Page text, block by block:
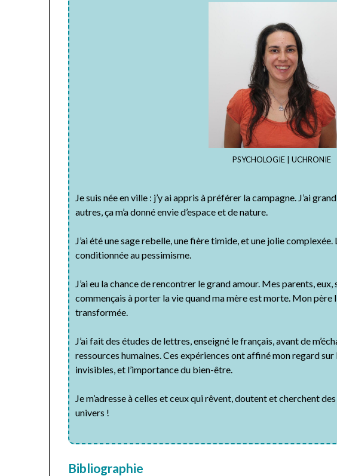
PSYCHOLOGIE | UCHRONIE
Je suis née en ville : j’y ai appris à préférer la campagne. J’ai
autres, ça m’a donné envie d’espace et de nature.
J’ai été une sage rebelle, une fière timide, et une jolie
conditionnée au pessimisme.
J’ai eu la chance de rencontrer le grand amour. Mes parents,
commençais à porter la vie quand ma mère est morte. Mon père
transformée.
J’ai fait des études de lettres, enseigné le français, avant de
ressources humaines. Ces expériences ont affiné mon regard
invisibles, et l’importance du bien-être.
Je m’adresse à celles et ceux qui rêvent, doutent et cherchent
univers !
Bibliographie